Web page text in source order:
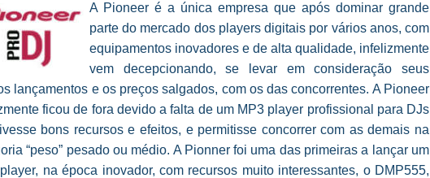
A Pioneer é a única empresa que após dominar grande
parte do mercado dos players digitais por vários anos, com
equipamentos inovadores e de alta qualidade, infelizmente
vem decepcionando, se levar em consideração seus
lançamentos e os preços salgados, com os das concorrentes. A Pioneer
ficou de fora devido a falta de um MP3 player profissional para DJs
bons recursos e efeitos, e permitisse concorrer com as demais na
“peso” pesado ou médio. A Pionner foi uma das primeiras a lançar um
na época inovador, com recursos muito interessantes, o DMP555,